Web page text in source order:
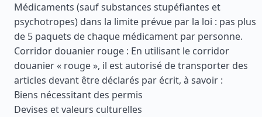
Médicaments (sauf substances stupéfiantes et
psychotropes) dans la limite prévue par la loi : pas plus
de 5 paquets de chaque médicament par personne.
Corridor douanier rouge : En utilisant le corridor
douanier « rouge », il est autorisé de transporter des
articles devant être déclarés par écrit, à savoir :
Biens nécessitant des permis
Devises et valeurs culturelles